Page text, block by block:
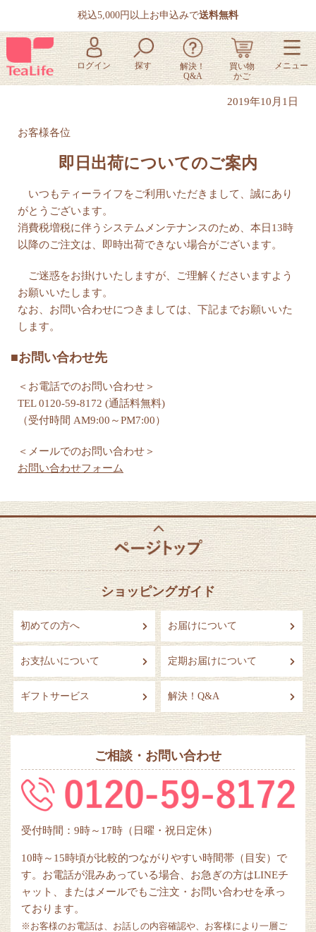
税込5,000円以上お申込みで送料無料
2019年10月1日
お客様各位
即日出荷についてのご案内
いつもティーライフをご利用いただきまして、誠にあり
がとうございます。
消費税増税に伴うシステムメンテナンスのため、本日13時
以降のご注文は、即時出荷できない場合がございます。
ご迷惑をお掛けいたしますが、ご理解くださいますよう
お願いいたします。
なお、お問い合わせにつきましては、下記までお願いいた
します。
■お問い合わせ先
＜お電話でのお問い合わせ＞
TEL 0120-59-8172 (通話料無料)
（受付時間 AM9:00～PM7:00）
＜メールでのお問い合わせ＞
お問い合わせフォーム
ショッピングガイド
初めての方へ お届けについて
お支払いについて 定期お届けについて
ギフトサービス 解決！Q&A
ご相談・お問い合わせ
受付時間：9時～17時（日曜・祝日定休）
10時～15時頃が比較的つながりやすい時間帯（目安）で
す。お電話が混みあっている場合、お急ぎの方はLINEチ
ャット、またはメールでもご注文・お問い合わせを承っ
ております。
※お客様のお電話は、お話しの内容確認や、お客様により一層ご